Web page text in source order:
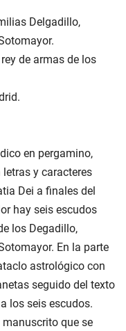
Delgadillo,
de armas de los
en pergamino,
y caracteres
Dei a finales del
hay seis escudos
los Degadillo,
En la parte
astrológico con
seguido del texto
los seis escudos.
que se